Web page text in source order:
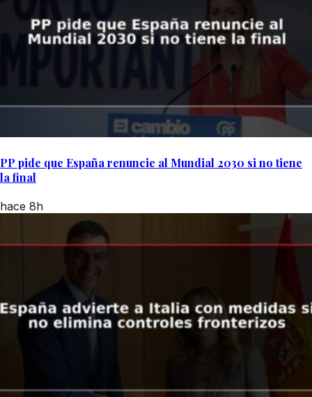
PP pide que España renuncie al Mundial 2030 si no tiene
la final
hace 8h